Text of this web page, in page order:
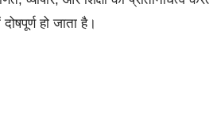
हो जाता है।